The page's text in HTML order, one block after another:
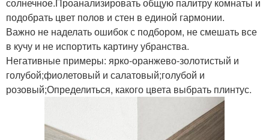
подобрать цвет полов и стен в единой гармонии.
Важно не наделать ошибок с подбором, не смешать все
в кучу и не испортить картину убранства.
Негативные примеры: ярко-оранжево-золотистый и
голубой;фиолетовый и салатовый;голубой и
розовый;Определиться, какого цвета выбрать плинтус.